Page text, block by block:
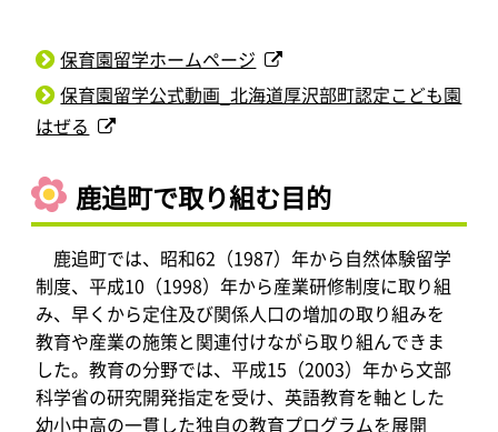
保育園留学ホームページ
保育園留学公式動画_北海道厚沢部町認定こども園
はぜる
鹿追町で取り組む目的
鹿追町では、昭和62（1987）年から自然体験留学
制度、平成10（1998）年から産業研修制度に取り組
み、早くから定住及び関係人口の増加の取り組みを
教育や産業の施策と関連付けながら取り組んできま
した。教育の分野では、平成15（2003）年から文部
科学省の研究開発指定を受け、英語教育を軸とした
幼小中高の一貫した独自の教育プログラムを展開